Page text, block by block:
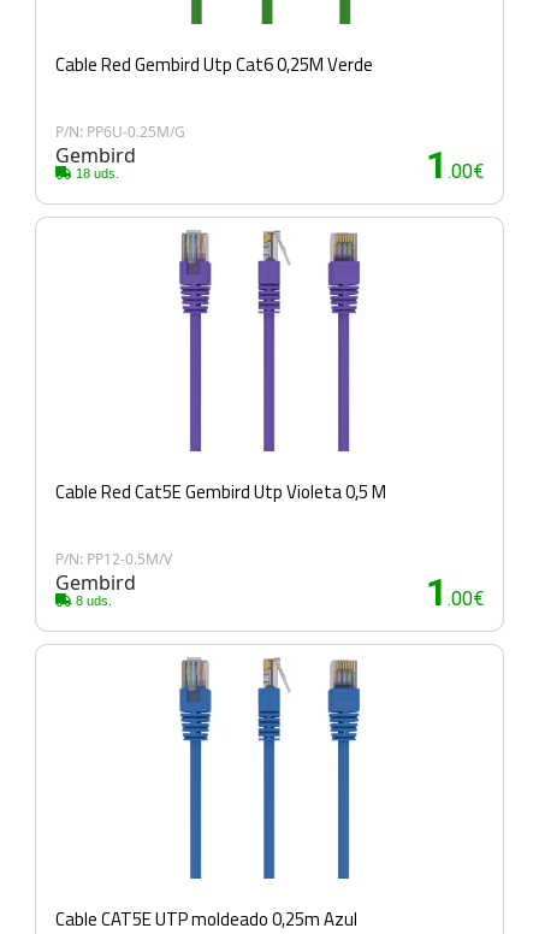
Cable Red Gembird Utp Cat6 0,25M Verde
P/N: PP6U-0.25M/G
Gembird
18 uds. 1 .00€
Cable Red Cat5E Gembird Utp Violeta 0,5 M
P/N: PP12-0.5M/V
Gembird
8 uds. 1 .00€
Cable CAT5E UTP moldeado 0,25m Azul